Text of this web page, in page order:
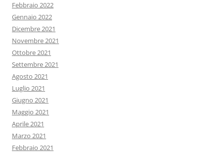
Febbraio 2022
Gennaio 2022
Dicembre 2021
Novembre 2021
Ottobre 2021
Settembre 2021
Agosto 2021
Luglio 2021
Giugno 2021
Maggio 2021
Aprile 2021
Marzo 2021
Febbraio 2021